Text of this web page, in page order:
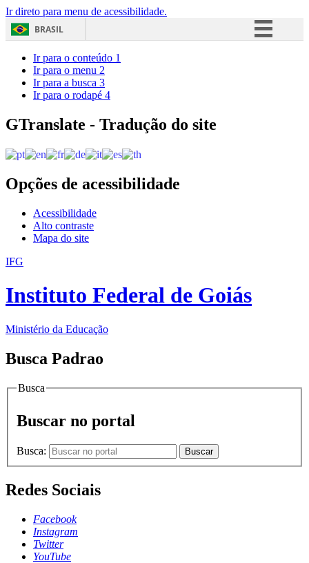
Ir direto para menu de acessibilidade.
BRASIL
Acesso à informação
Ir para o conteúdo 1
Ir para o menu 2
Ir para a busca 3
Ir para o rodapé 4
GTranslate - Tradução do site
Opções de acessibilidade
Acessibilidade
Alto contraste
Mapa do site
IFG
Instituto Federal de Goiás
Ministério da Educação
Busca Padrao
Busca
Buscar no portal
Busca: Buscar
Redes Sociais
Facebook
Instagram
Twitter
YouTube